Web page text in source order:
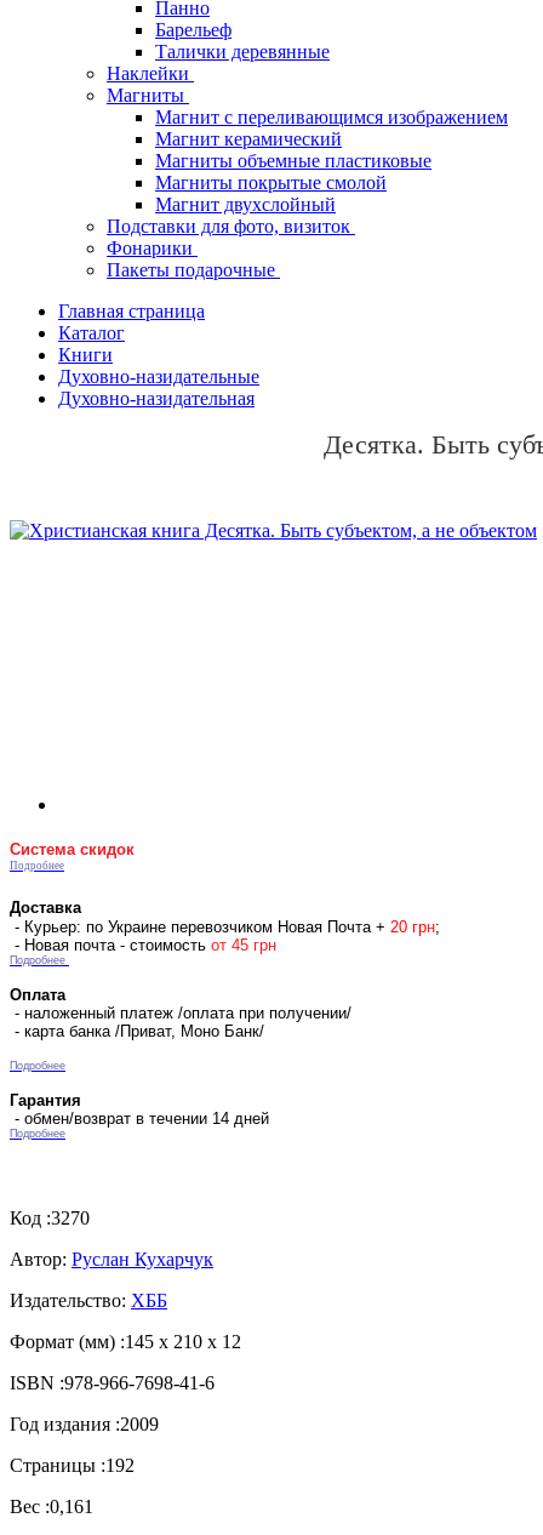
Панно
Барельеф
Талички деревянные
Наклейки
Магниты
Магнит с переливающимся изображением
Магнит керамический
Магниты объемные пластиковые
Магниты покрытые смолой
Магнит двухслойный
Подставки для фото, визиток
Фонарики
Пакеты подарочные
Главная страница
Каталог
Книги
Духовно-назидательные
Духовно-назидательная
Десятка. Быть
Система скидок
Подробнее
Доставка
- Курьер: по Украине перевозчиком Новая Почта + 20 грн;
- Новая почта - стоимость от 45 грн
Подробнее
Оплата
- наложенный платеж /оплата при получении/
- карта банка /Приват, Моно Банк/
Подробнее
Гарантия
- обмен/возврат в течении 14 дней
Подробнее
Код :3270
Автор: Руслан Кухарчук
Издательство: ХББ
Формат (мм) :145 х 210 х 12
ISBN :978-966-7698-41-6
Год издания :2009
Страницы :192
Вес :0,161